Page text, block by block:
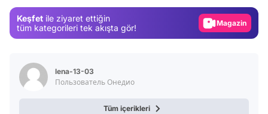
Keşfet ile ziyaret ettiğin
tüm kategorileri tek akışta gör!
Magazin
lena-13-03
Пользователь Онедио
Tüm içerikleri